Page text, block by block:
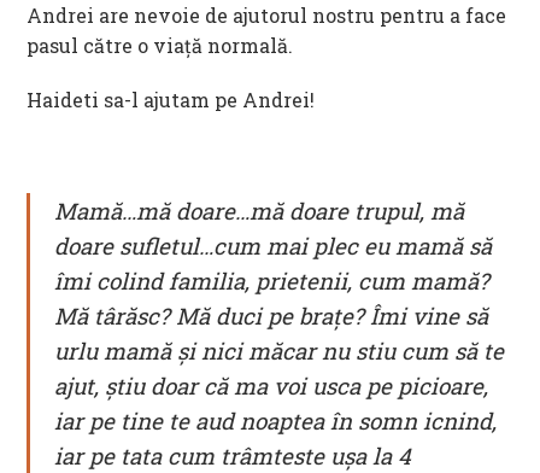
Andrei are nevoie de ajutorul nostru pentru a face
pasul către o viață normală.
Haideti sa-l ajutam pe Andrei!
Mamă…mă doare…mă doare trupul, mă
doare sufletul…cum mai plec eu mamă să
îmi colind familia, prietenii, cum mamă?
Mă târăsc? Mă duci pe brațe? Îmi vine să
urlu mamă şi nici măcar nu stiu cum să te
ajut, ştiu doar că ma voi usca pe picioare,
iar pe tine te aud noaptea în somn icnind,
iar pe tata cum trâmteste uşa la 4